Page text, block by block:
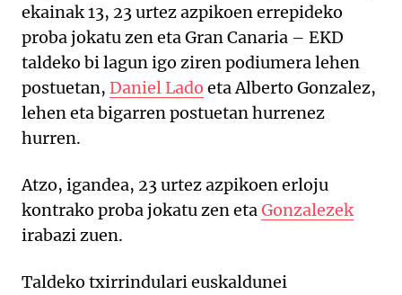
ekainak 13, 23 urtez azpikoen errepideko
proba jokatu zen eta Gran Canaria – EKD
taldeko bi lagun igo ziren podiumera lehen
postuetan, Daniel Lado eta Alberto Gonzalez,
lehen eta bigarren postuetan hurrenez
hurren.
Atzo, igandea, 23 urtez azpikoen erloju
kontrako proba jokatu zen eta Gonzalezek
irabazi zuen.
Taldeko txirrindulari euskaldunei